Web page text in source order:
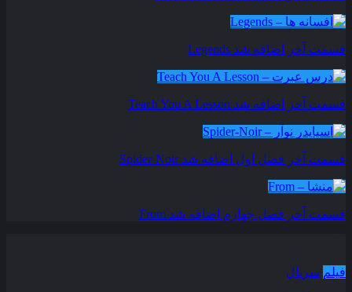
قسمت آخر اضافه شد Legends
قسمت آخر اضافه شد Teach You A Lesson
قسمت آخر فصل اول اضافه شد Spider-Noir
قسمت آخر فصل چهارم اضافه شد From
فیلم سریال